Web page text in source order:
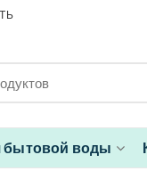
бытовой воды